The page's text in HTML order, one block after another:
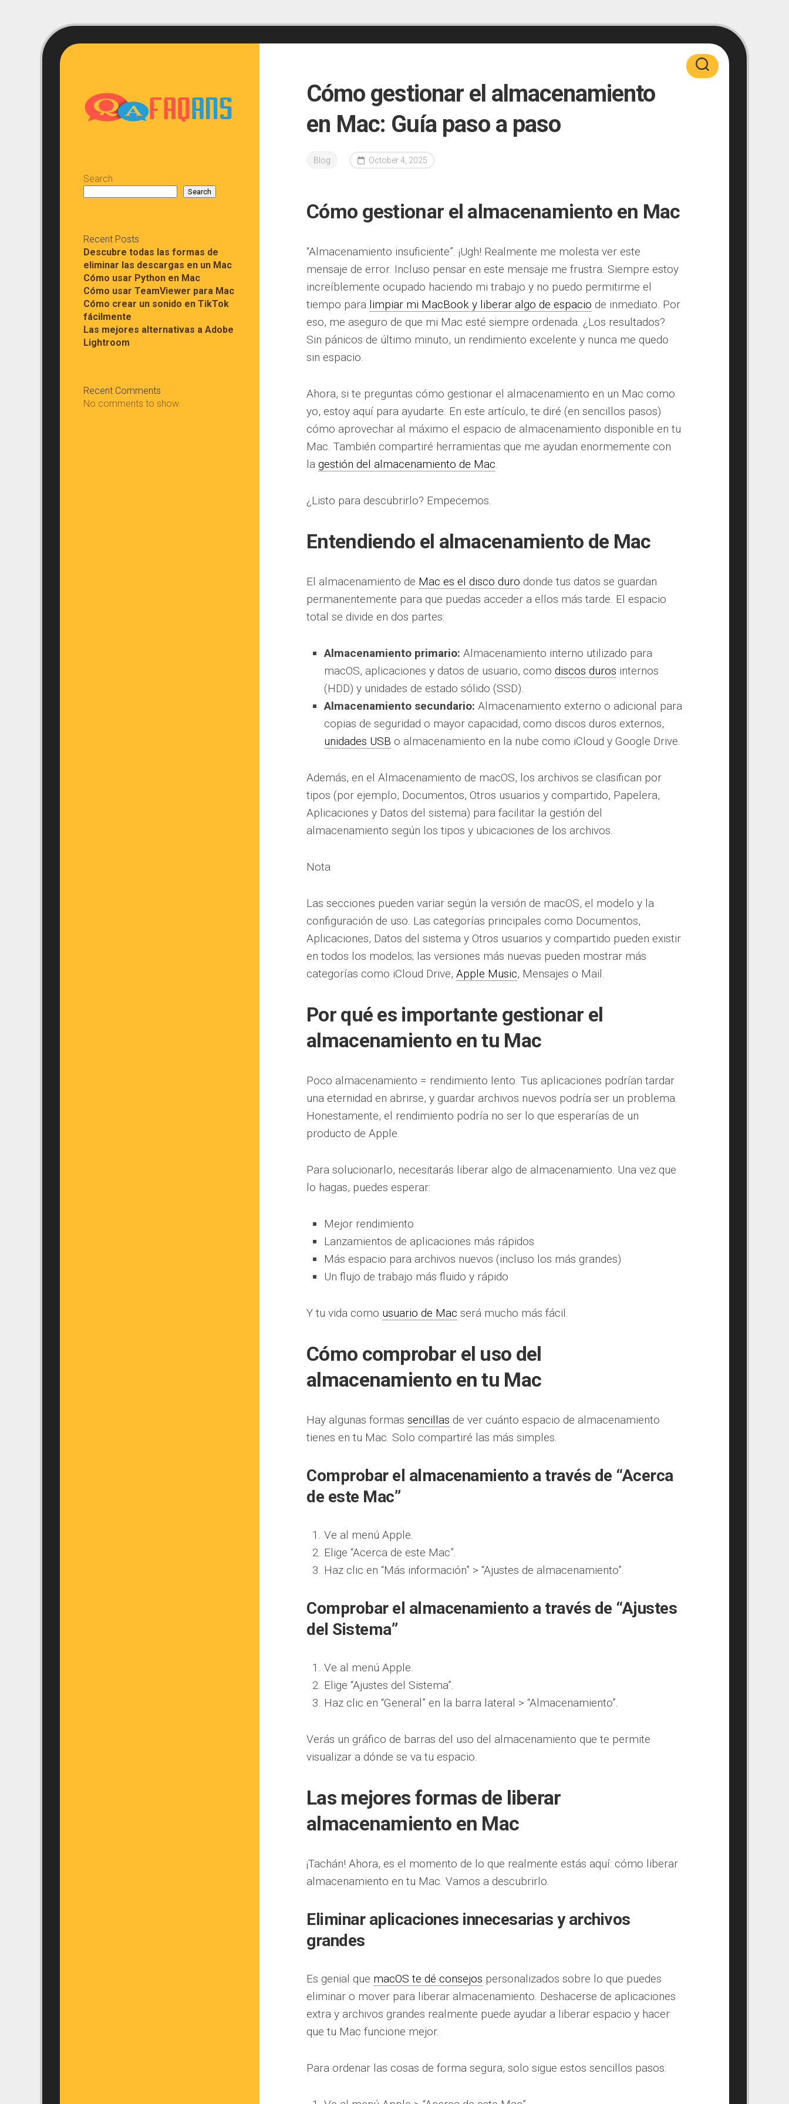
Search
Search
Recent Posts
Descubre todas las formas de
eliminar las descargas en un Mac
Cómo usar Python en Mac
Cómo usar TeamViewer para Mac
Cómo crear un sonido en TikTok
fácilmente
Las mejores alternativas a Adobe
Lightroom
Recent Comments
No comments to show.
Cómo gestionar el almacenamiento
en Mac: Guía paso a paso
Blog October 4, 2025
Cómo gestionar el almacenamiento en Mac
“Almacenamiento insuficiente”. ¡Ugh! Realmente me molesta ver este
mensaje de error. Incluso pensar en este mensaje me frustra. Siempre estoy
increíblemente ocupado haciendo mi trabajo y no puedo permitirme el
tiempo para limpiar mi MacBook y liberar algo de espacio de inmediato. Por
eso, me aseguro de que mi Mac esté siempre ordenada. ¿Los resultados?
Sin pánicos de último minuto, un rendimiento excelente y nunca me quedo
sin espacio.
Ahora, si te preguntas cómo gestionar el almacenamiento en un Mac como
yo, estoy aquí para ayudarte. En este artículo, te diré (en sencillos pasos)
cómo aprovechar al máximo el espacio de almacenamiento disponible en tu
Mac. También compartiré herramientas que me ayudan enormemente con
la gestión del almacenamiento de Mac.
¿Listo para descubrirlo? Empecemos.
Entendiendo el almacenamiento de Mac
El almacenamiento de Mac es el disco duro donde tus datos se guardan
permanentemente para que puedas acceder a ellos más tarde. El espacio
total se divide en dos partes:
Almacenamiento primario: Almacenamiento interno utilizado para
macOS, aplicaciones y datos de usuario, como discos duros internos
(HDD) y unidades de estado sólido (SSD).
Almacenamiento secundario: Almacenamiento externo o adicional para
copias de seguridad o mayor capacidad, como discos duros externos,
unidades USB o almacenamiento en la nube como iCloud y Google Drive.
Además, en el Almacenamiento de macOS, los archivos se clasifican por
tipos (por ejemplo, Documentos, Otros usuarios y compartido, Papelera,
Aplicaciones y Datos del sistema) para facilitar la gestión del
almacenamiento según los tipos y ubicaciones de los archivos.
Nota
Las secciones pueden variar según la versión de macOS, el modelo y la
configuración de uso. Las categorías principales como Documentos,
Aplicaciones, Datos del sistema y Otros usuarios y compartido pueden existir
en todos los modelos; las versiones más nuevas pueden mostrar más
categorías como iCloud Drive, Apple Music, Mensajes o Mail.
Por qué es importante gestionar el
almacenamiento en tu Mac
Poco almacenamiento = rendimiento lento. Tus aplicaciones podrían tardar
una eternidad en abrirse, y guardar archivos nuevos podría ser un problema.
Honestamente, el rendimiento podría no ser lo que esperarías de un
producto de Apple.
Para solucionarlo, necesitarás liberar algo de almacenamiento. Una vez que
lo hagas, puedes esperar:
Mejor rendimiento
Lanzamientos de aplicaciones más rápidos
Más espacio para archivos nuevos (incluso los más grandes)
Un flujo de trabajo más fluido y rápido
Y tu vida como usuario de Mac será mucho más fácil.
Cómo comprobar el uso del
almacenamiento en tu Mac
Hay algunas formas sencillas de ver cuánto espacio de almacenamiento
tienes en tu Mac. Solo compartiré las más simples.
Comprobar el almacenamiento a través de “Acerca
de este Mac”
Ve al menú Apple.
Elige “Acerca de este Mac”.
Haz clic en “Más información” > “Ajustes de almacenamiento”.
Comprobar el almacenamiento a través de “Ajustes
del Sistema”
Ve al menú Apple.
Elige “Ajustes del Sistema”.
Haz clic en “General” en la barra lateral > “Almacenamiento”.
Verás un gráfico de barras del uso del almacenamiento que te permite
visualizar a dónde se va tu espacio.
Las mejores formas de liberar
almacenamiento en Mac
¡Tachán! Ahora, es el momento de lo que realmente estás aquí: cómo liberar
almacenamiento en tu Mac. Vamos a descubrirlo.
Eliminar aplicaciones innecesarias y archivos
grandes
Es genial que macOS te dé consejos personalizados sobre lo que puedes
eliminar o mover para liberar almacenamiento. Deshacerse de aplicaciones
extra y archivos grandes realmente puede ayudar a liberar espacio y hacer
que tu Mac funcione mejor.
Para ordenar las cosas de forma segura, solo sigue estos sencillos pasos: